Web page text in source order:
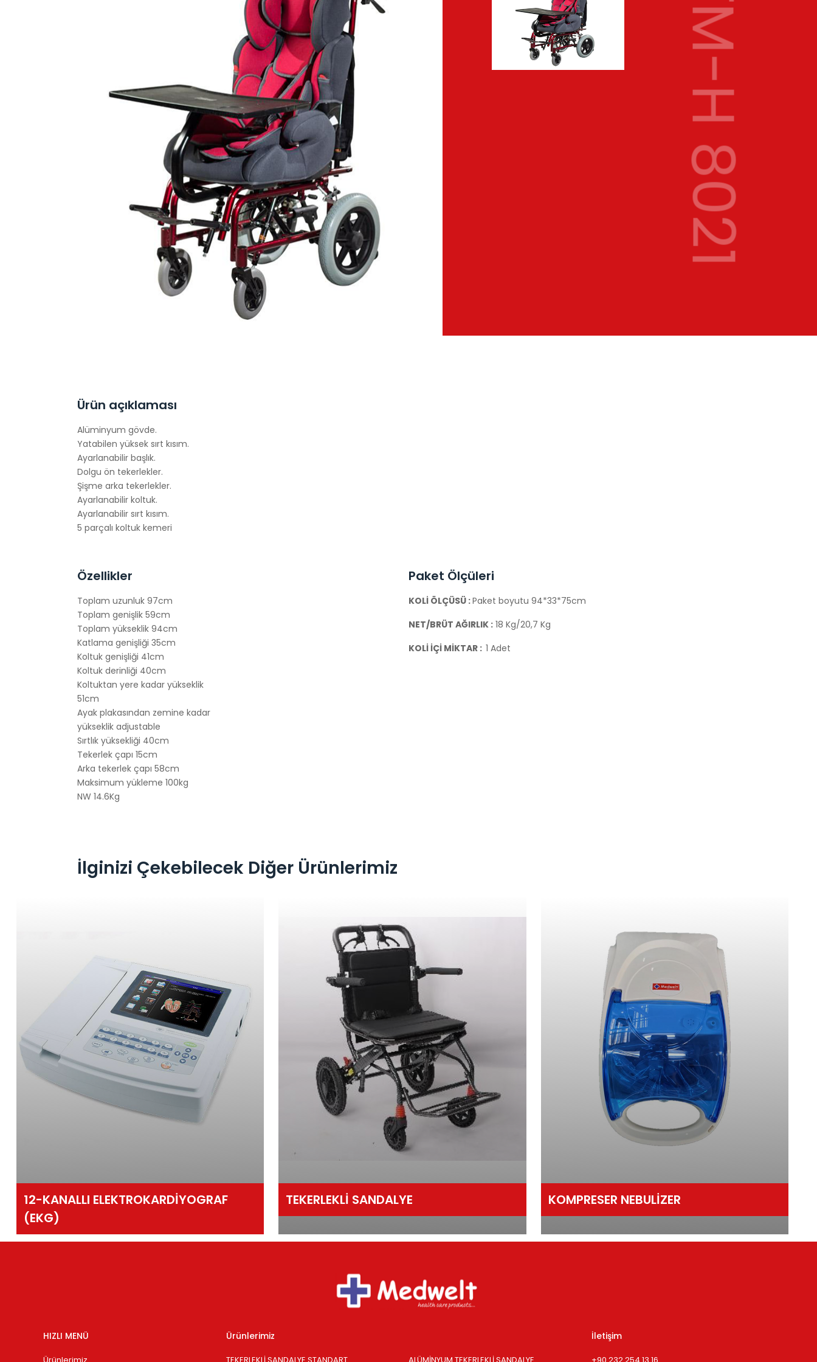
TM-H 8021
Ürün açıklaması
Alüminyum gövde.
Yatabilen yüksek sırt kısım.
Ayarlanabilir başlık.
Dolgu ön tekerlekler.
Şişme arka tekerlekler.
Ayarlanabilir koltuk.
Ayarlanabilir sırt kısım.
5 parçalı koltuk kemeri
Özellikler
Toplam uzunluk 97cm
Toplam genişlik 59cm
Toplam yükseklik 94cm
Katlama genişliği 35cm
Koltuk genişliği 41cm
Koltuk derinliği 40cm
Koltuktan yere kadar yükseklik
51cm
Ayak plakasından zemine kadar
yükseklik adjustable
Sırtlık yüksekliği 40cm
Tekerlek çapı 15cm
Arka tekerlek çapı 58cm
Maksimum yükleme 100kg
NW 14.6Kg
Paket Ölçüleri
KOLİ ÖLÇÜSÜ :Paket boyutu 94*33*75cm
NET/BRÜT AĞIRLIK : 18 Kg/20,7 Kg
KOLİ İÇİ MİKTAR : 1 Adet
İlginizi Çekebilecek Diğer Ürünlerimiz
12-KANALLI ELEKTROKARDİYOGRAF
(EKG)
TEKERLEKLİ SANDALYE KOMPRESER NEBULİZER
HIZLI MENÜ Ürünlerimiz İletişim